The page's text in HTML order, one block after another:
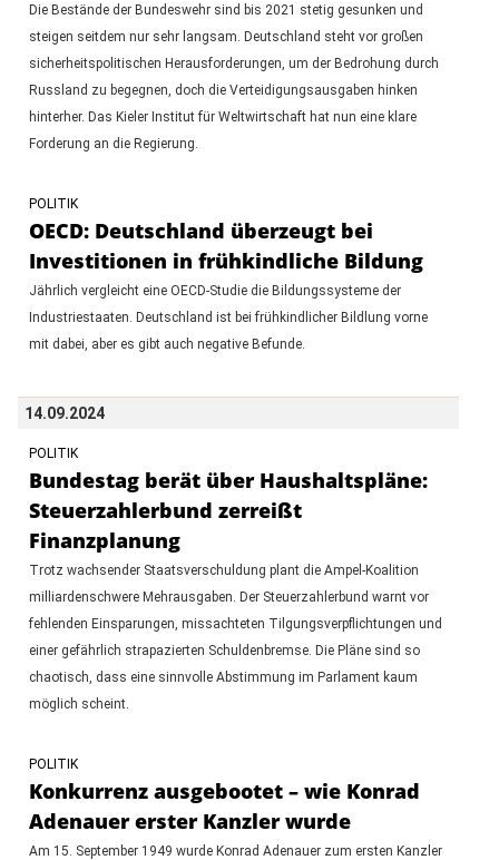
Die Bestände der Bundeswehr sind bis 2021 stetig gesunken und
steigen seitdem nur sehr langsam. Deutschland steht vor großen
sicherheitspolitischen Herausforderungen, um der Bedrohung durch
Russland zu begegnen, doch die Verteidigungsausgaben hinken
hinterher. Das Kieler Institut für Weltwirtschaft hat nun eine klare
Forderung an die Regierung.
POLITIK
OECD: Deutschland überzeugt bei
Investitionen in frühkindliche Bildung
Jährlich vergleicht eine OECD-Studie die Bildungssysteme der
Industriestaaten. Deutschland ist bei frühkindlicher Bildlung vorne
mit dabei, aber es gibt auch negative Befunde.
14.09.2024
POLITIK
Bundestag berät über Haushaltspläne:
Steuerzahlerbund zerreißt
Finanzplanung
Trotz wachsender Staatsverschuldung plant die Ampel-Koalition
milliardenschwere Mehrausgaben. Der Steuerzahlerbund warnt vor
fehlenden Einsparungen, missachteten Tilgungsverpflichtungen und
einer gefährlich strapazierten Schuldenbremse. Die Pläne sind so
chaotisch, dass eine sinnvolle Abstimmung im Parlament kaum
möglich scheint.
POLITIK
Konkurrenz ausgebootet – wie Konrad
Adenauer erster Kanzler wurde
Am 15. September 1949 wurde Konrad Adenauer zum ersten Kanzler